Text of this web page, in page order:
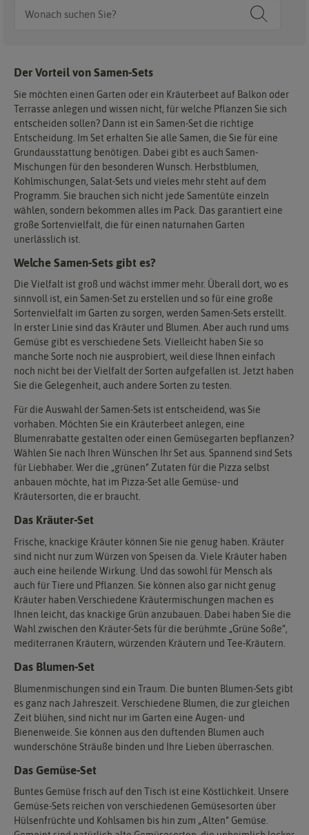
Der Vorteil von Samen-Sets
Sie möchten einen Garten oder ein Kräuterbeet auf Balkon oder
Terrasse anlegen und wissen nicht, für welche Pflanzen Sie sich
entscheiden sollen? Dann ist ein Samen-Set die richtige
Entscheidung. Im Set erhalten Sie alle Samen, die Sie für eine
Grundausstattung benötigen. Dabei gibt es auch Samen-
Mischungen für den besonderen Wunsch. Herbstblumen,
Kohlmischungen, Salat-Sets und vieles mehr steht auf dem
Programm. Sie brauchen sich nicht jede Samentüte einzeln
wählen, sondern bekommen alles im Pack. Das garantiert eine
große Sortenvielfalt, die für einen naturnahen Garten
unerlässlich ist.
Welche Samen-Sets gibt es?
Die Vielfalt ist groß und wächst immer mehr. Überall dort, wo es
sinnvoll ist, ein Samen-Set zu erstellen und so für eine große
Sortenvielfalt im Garten zu sorgen, werden Samen-Sets erstellt.
In erster Linie sind das Kräuter und Blumen. Aber auch rund ums
Gemüse gibt es verschiedene Sets. Vielleicht haben Sie so
manche Sorte noch nie ausprobiert, weil diese Ihnen einfach
noch nicht bei der Vielfalt der Sorten aufgefallen ist. Jetzt haben
Sie die Gelegenheit, auch andere Sorten zu testen.
Für die Auswahl der Samen-Sets ist entscheidend, was Sie
vorhaben. Möchten Sie ein Kräuterbeet anlegen, eine
Blumenrabatte gestalten oder einen Gemüsegarten bepflanzen?
Wählen Sie nach Ihren Wünschen Ihr Set aus. Spannend sind Sets
für Liebhaber. Wer die „grünen“ Zutaten für die Pizza selbst
anbauen möchte, hat im Pizza-Set alle Gemüse- und
Kräutersorten, die er braucht.
Das Kräuter-Set
Frische, knackige Kräuter können Sie nie genug haben. Kräuter
sind nicht nur zum Würzen von Speisen da. Viele Kräuter haben
auch eine heilende Wirkung. Und das sowohl für Mensch als
auch für Tiere und Pflanzen. Sie können also gar nicht genug
Kräuter haben.Verschiedene Kräutermischungen machen es
Ihnen leicht, das knackige Grün anzubauen. Dabei haben Sie die
Wahl zwischen den Kräuter-Sets für die berühmte „Grüne Soße“,
mediterranen Kräutern, würzenden Kräutern und Tee-Kräutern.
Das Blumen-Set
Blumenmischungen sind ein Traum. Die bunten Blumen-Sets gibt
es ganz nach Jahreszeit. Verschiedene Blumen, die zur gleichen
Zeit blühen, sind nicht nur im Garten eine Augen- und
Bienenweide. Sie können aus den duftenden Blumen auch
wunderschöne Sträuße binden und Ihre Lieben überraschen.
Das Gemüse-Set
Buntes Gemüse frisch auf den Tisch ist eine Köstlichkeit. Unsere
Gemüse-Sets reichen von verschiedenen Gemüsesorten über
Hülsenfrüchte und Kohlsamen bis hin zum „Alten“ Gemüse.